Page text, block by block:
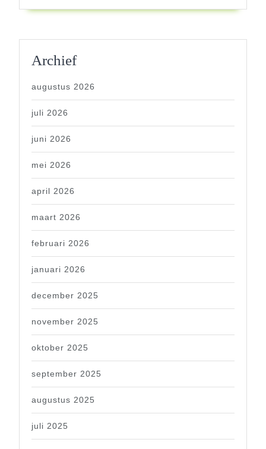
Archief
augustus 2026
juli 2026
juni 2026
mei 2026
april 2026
maart 2026
februari 2026
januari 2026
december 2025
november 2025
oktober 2025
september 2025
augustus 2025
juli 2025